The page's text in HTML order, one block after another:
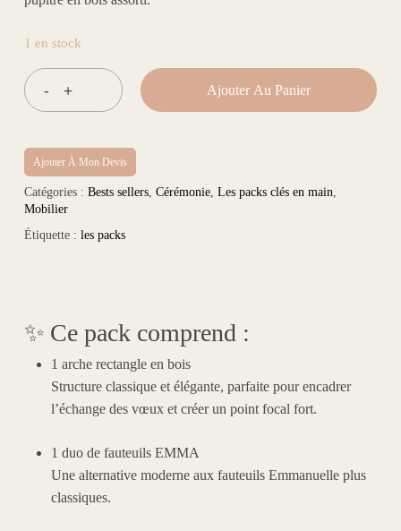
1 en stock
Ajouter Au Panier
Ajouter À Mon Devis
Catégories : Bests sellers, Cérémonie, Les packs clés en main,
Mobilier
Étiquette : les packs
✨ Ce pack comprend :
1 arche rectangle en bois
Structure classique et élégante, parfaite pour encadrer
l’échange des vœux et créer un point focal fort.
1 duo de fauteuils EMMA
Une alternative moderne aux fauteuils Emmanuelle plus
classiques.